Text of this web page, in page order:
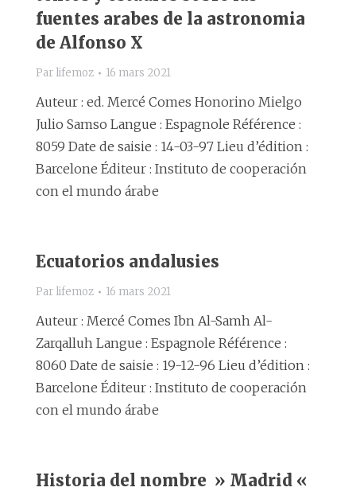
fuentes arabes de la astronomia
de Alfonso X
Par lifemoz 16 mars 2021
Auteur : ed. Mercé Comes Honorino Mielgo
Julio Samso Langue : Espagnole Référence :
8059 Date de saisie : 14-03-97 Lieu d’édition :
Barcelone Éditeur : Instituto de cooperación
con el mundo árabe
Ecuatorios andalusies
Par lifemoz 16 mars 2021
Auteur : Mercé Comes Ibn Al-Samh Al-
Zarqalluh Langue : Espagnole Référence :
8060 Date de saisie : 19-12-96 Lieu d’édition :
Barcelone Éditeur : Instituto de cooperación
con el mundo árabe
Historia del nombre » Madrid «